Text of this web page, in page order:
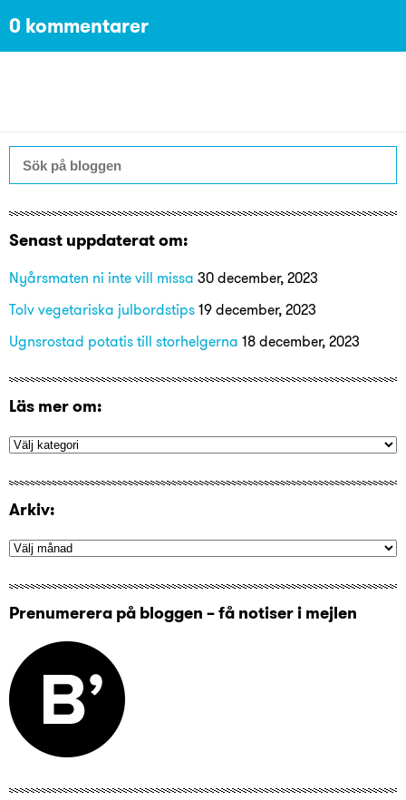
Senast uppdaterat om:
Nyårsmaten ni inte vill missa 30 december, 2023
Tolv vegetariska julbordstips 19 december, 2023
Ugnsrostad potatis till storhelgerna 18 december, 2023
Läs mer om:
Arkiv:
Prenumerera på bloggen – få notiser i mejlen
0 kommentarer